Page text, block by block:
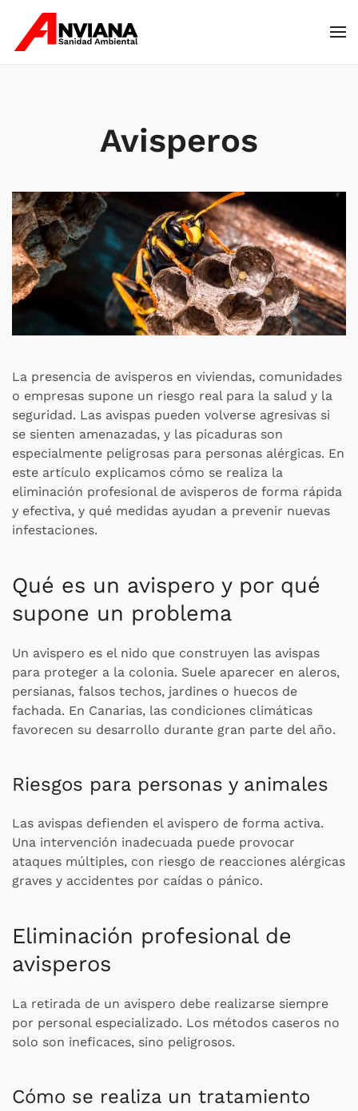
Skip to main content
Avisperos
La presencia de avisperos en viviendas, comunidades
o empresas supone un riesgo real para la salud y la
seguridad. Las avispas pueden volverse agresivas si
se sienten amenazadas, y las picaduras son
especialmente peligrosas para personas alérgicas. En
este artículo explicamos cómo se realiza la
eliminación profesional de avisperos de forma rápida
y efectiva, y qué medidas ayudan a prevenir nuevas
infestaciones.
Qué es un avispero y por qué
supone un problema
Un avispero es el nido que construyen las avispas
para proteger a la colonia. Suele aparecer en aleros,
persianas, falsos techos, jardines o huecos de
fachada. En Canarias, las condiciones climáticas
favorecen su desarrollo durante gran parte del año.
Riesgos para personas y animales
Las avispas defienden el avispero de forma activa.
Una intervención inadecuada puede provocar
ataques múltiples, con riesgo de reacciones alérgicas
graves y accidentes por caídas o pánico.
Eliminación profesional de
avisperos
La retirada de un avispero debe realizarse siempre
por personal especializado. Los métodos caseros no
solo son ineficaces, sino peligrosos.
Cómo se realiza un tratamiento